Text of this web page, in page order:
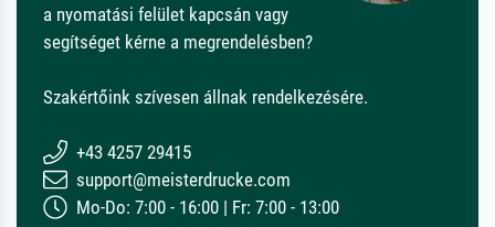
a nyomatási felület kapcsán vagy
segítséget kérne a megrendelésben?
Szakértőink szívesen állnak rendelkezésére.
+43 4257 29415
support@meisterdrucke.com
Mo-Do: 7:00 - 16:00 | Fr: 7:00 - 13:00